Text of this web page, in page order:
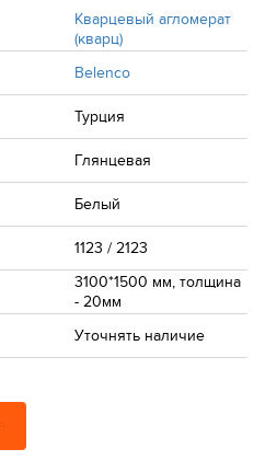
Кварцевый агломерат
(кварц)
Belenco
Турция
Глянцевая
Белый
1123 / 2123
3100*1500 мм, толщина
- 20мм
Уточнять наличие